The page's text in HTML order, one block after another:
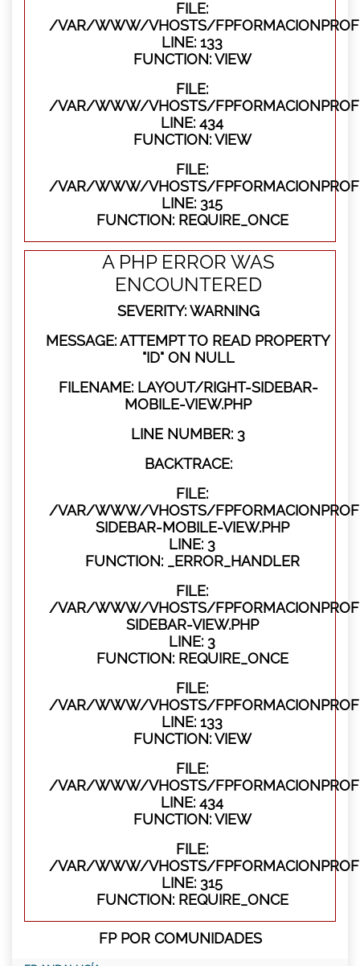
FILE:
/VAR/WWW/VHOSTS/
LINE: 133
FUNCTION: VIEW
FILE:
/VAR/WWW/VHOSTS/
LINE: 434
FUNCTION: VIEW
FILE:
/VAR/WWW/VHOSTS/
LINE: 315
FUNCTION: REQUIRE_ONCE
A PHP ERROR WAS
ENCOUNTERED
SEVERITY: WARNING
MESSAGE: ATTEMPT TO READ PROPERTY
"ID" ON NULL
FILENAME: LAYOUT/RIGHT-SIDEBAR-
MOBILE-VIEW.PHP
LINE NUMBER: 3
BACKTRACE:
FILE:
/VAR/WWW/VHOSTS/
SIDEBAR-MOBILE-VIEW.PHP
LINE: 3
FUNCTION: _ERROR_HANDLER
FILE:
/VAR/WWW/VHOSTS/
SIDEBAR-VIEW.PHP
LINE: 3
FUNCTION: REQUIRE_ONCE
FILE:
/VAR/WWW/VHOSTS/
LINE: 133
FUNCTION: VIEW
FILE:
/VAR/WWW/VHOSTS/
LINE: 434
FUNCTION: VIEW
FILE:
/VAR/WWW/VHOSTS/
LINE: 315
FUNCTION: REQUIRE_ONCE
FP POR COMUNIDADES